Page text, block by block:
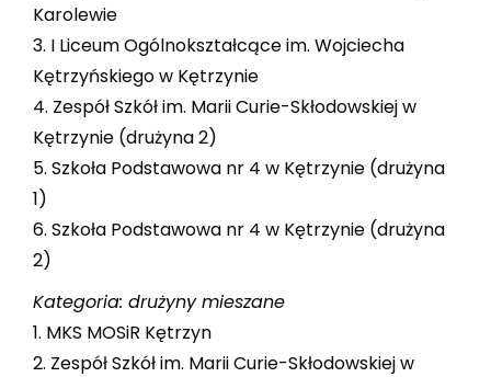
Karolewie
3. I Liceum Ogólnokształcące im. Wojciecha
Kętrzyńskiego w Kętrzynie
4. Zespół Szkół im. Marii Curie-Skłodowskiej w
Kętrzynie (drużyna 2)
5. Szkoła Podstawowa nr 4 w Kętrzynie (drużyna
1)
6. Szkoła Podstawowa nr 4 w Kętrzynie (drużyna
2)
Kategoria: drużyny mieszane
1. MKS MOSiR Kętrzyn
2. Zespół Szkół im. Marii Curie-Skłodowskiej w